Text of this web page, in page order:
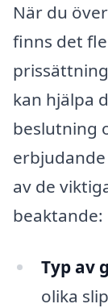
När du
finns det
kan hjälpa
beslutning
av de
beaktande:
Typ av
olika